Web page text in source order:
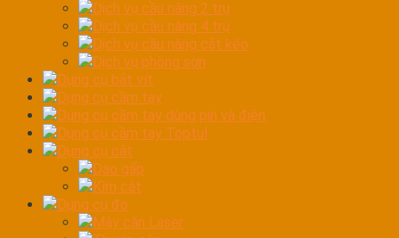
Dịch vụ cầu nâng 2 trụ
Dịch vụ cầu nâng 4 trụ
Dịch vụ cầu nâng cắt kéo
Dịch vụ phòng sơn
Dụng cụ bắt vít
Dụng cụ cầm tay
Dụng cụ cầm tay dùng pin và điện
Dụng cụ cầm tay Toptul
Dụng cụ cắt
Dao gấp
Kìm cắt
Dụng cụ đo
Máy cân Laser